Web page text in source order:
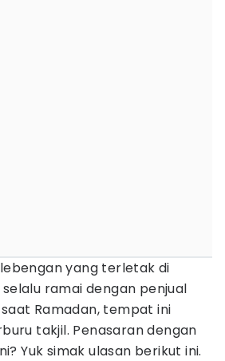
yang terletak di
ramai dengan penjual
Ramadan, tempat ini
takjil. Penasaran dengan
Yuk simak ulasan berikut ini.